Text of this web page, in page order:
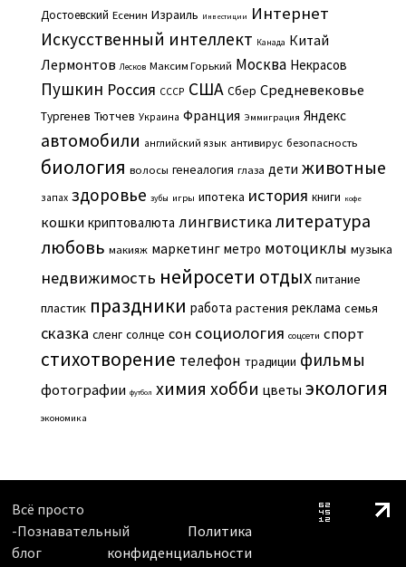
Достоевский Есенин Израиль Инвестиции Интернет
Искусственный интеллект Канада Китай
Лермонтов Лесков Максим Горький Москва Некрасов
Пушкин Россия СССР США Сбер Средневековье
Тургенев Тютчев Украина Франция Эммиграция Яндекс
автомобили английский язык антивирус безопасность
биология волосы генеалогия глаза дети животные
запах здоровье зубы игры ипотека история книги кофе
кошки криптовалюта лингвистикалитература
любовь макияж маркетинг метро мотоциклы музыка
недвижимость нейросети отдых питание
пластик праздники работа растения реклама семья
сказка сленг солнце сон социология соцсети спорт
стихотворение телефон традиции фильмы
фотографии футбол химия хобби цветы экология
экономика
Всё просто
-Познавательный
блог
Политика
конфиденциальности